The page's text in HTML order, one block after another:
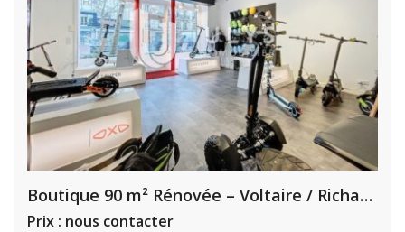
Boutique 90 m² Rénovée – Voltaire / Richard Lenoir
Prix : nous contacter